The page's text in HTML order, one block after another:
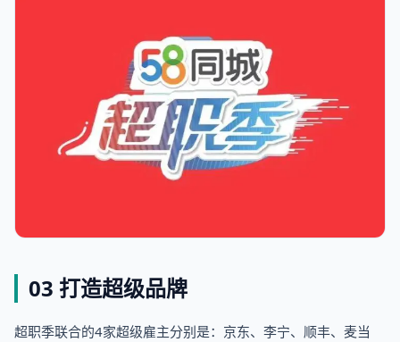
03 打造超级品牌
超职季联合的4家超级雇主分别是：京东、李宁、顺丰、麦当